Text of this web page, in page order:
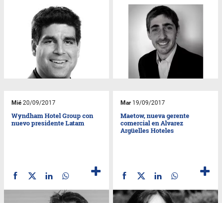
Mié20/09/2017
Wyndham Hotel Group con
nuevo presidente Latam
Mar19/09/2017
Maetow, nueva gerente
comercial en Alvarez
Argüelles Hoteles